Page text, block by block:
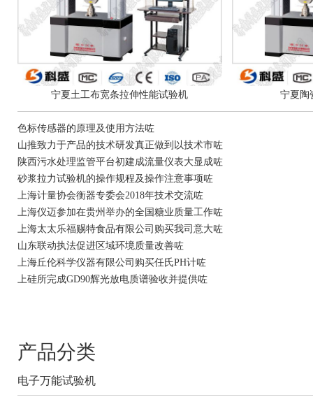
宁夏土工布宽条拉伸性能试验机 宁夏陶
色标传感器的原理及使用方法咗
山推致力于产品的技术研发真正做到以技术市咗
陕西污水处理监管平台初建成流量仪表大显成咗
砂浆拉力试验机的操作规程及操作注意事项咗
上海计量协会衡器专委会2018年技术交流咗
上海仪迈参加在贵州举办的全国糖业质量工作咗
上海太太乐福赐特食品有限公司购买我司意大咗
山东联动执法促进区域环境质量改善咗
上海丘伦科学仪器有限公司购买任氏PH计咗
上硅所完成GD90辉光放电质谱验收并提供咗
产品分类
电子万能试验机